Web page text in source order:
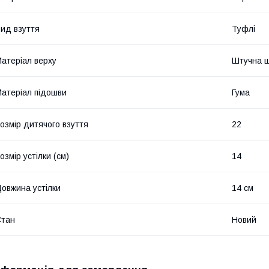
взуття Туфлі
верху Штучна
підошви Гума
дитячого взуття 22
устілки (см) 14
устілки 14 см
Новий